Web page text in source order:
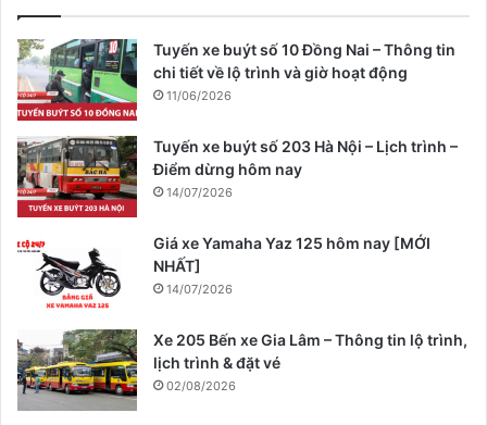
Tuyến xe buýt số 10 Đồng Nai – Thông tin
chi tiết về lộ trình và giờ hoạt động
11/06/2026
Tuyến xe buýt số 203 Hà Nội – Lịch trình –
Điểm dừng hôm nay
14/07/2026
Giá xe Yamaha Yaz 125 hôm nay [MỚI
NHẤT]
14/07/2026
Xe 205 Bến xe Gia Lâm – Thông tin lộ trình,
lịch trình & đặt vé
02/08/2026